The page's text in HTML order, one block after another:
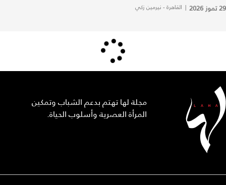
29 تموز 2026 | القاهرة - نيرمين زكي
مجلة لها تهتم بدعم الشباب وتمكين
المرأة العصرية وأسلوب الحياة.